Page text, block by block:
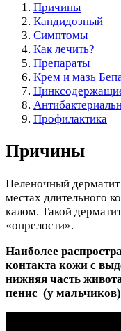
Причины
Кандидозный
Симптомы
Как лечить?
Препараты
Крем и мазь
Профилактика
Причины
Пеленочный
местах длительного
калом. Такой
«опрелости».
Наиболее
контакта кожи с
нижняя часть
пенис (у